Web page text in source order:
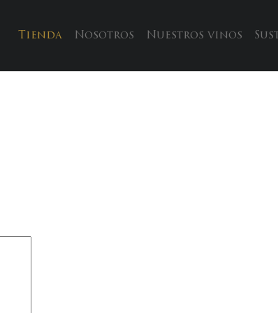
Tienda Nosotros Nuestros vinos